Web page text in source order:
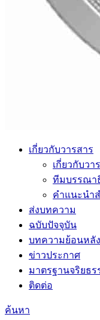
เกี่ยวกับวารสาร
เกี่ยวกับวา
ทีมบรรณา
คำแนะนำ
ส่งบทความ
ฉบับปัจจุบัน
บทความย้อนหลัง
ข่าวประกาศ
มาตรฐานจริยธร
ติดต่อ
ค้นหา